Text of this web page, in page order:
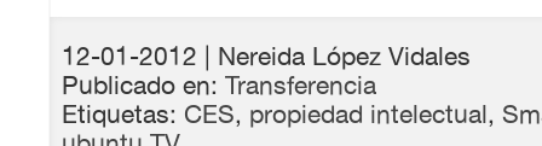
12-01-2012 | Nereida López Vidales
Publicado en: Transferencia
Etiquetas: CES, propiedad intelectual,